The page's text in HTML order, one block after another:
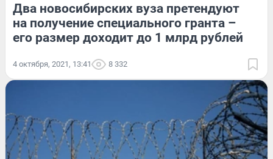
Два новосибирских вуза претендуют
на получение специального гранта –
его размер доходит до 1 млрд рублей
4 октября, 2021, 13:41 8 332